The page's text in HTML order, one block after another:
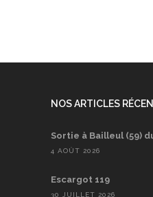
NOS ARTICLES
Sortie à Bailleul (59)
4 AOÛT 2026
Escargot 119
30 JUILLET 2026